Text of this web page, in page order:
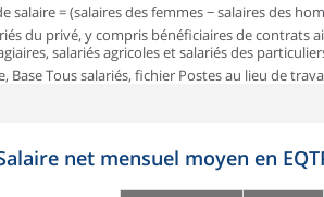
salaire = (salaires des femmes − salaires des
du privé, y compris bénéficiaires de contrats
salariés agricoles et salariés des
Base Tous salariés, fichier Postes au lieu de
net mensuel moyen en